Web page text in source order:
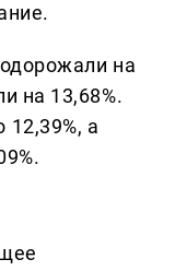
на
на 13,68%.
а